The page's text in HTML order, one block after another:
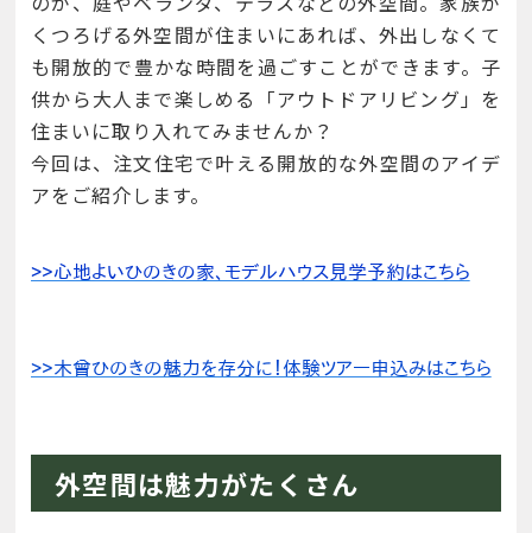
くつろげる外空間が住まいにあれば、外出しなくて
も開放的で豊かな時間を過ごすことができます。子
供から大人まで楽しめる「アウトドアリビング」を
住まいに取り入れてみませんか？
今回は、注文住宅で叶える開放的な外空間のアイデ
アをご紹介します。
外空間は魅力がたくさん